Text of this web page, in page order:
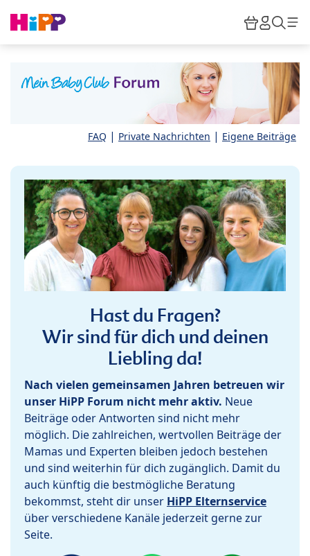
HiPP
FAQ | Private Nachrichten | Eigene Beiträge
Hast du Fragen?
Wir sind für dich und deinen
Liebling da!
Nach vielen gemeinsamen Jahren betreuen wir
unser HiPP Forum nicht mehr aktiv. Neue
Beiträge oder Antworten sind nicht mehr
möglich. Die zahlreichen, wertvollen Beiträge der
Mamas und Experten bleiben jedoch bestehen
und sind weiterhin für dich zugänglich. Damit du
auch künftig die bestmögliche Beratung
bekommst, steht dir unser HiPP Elternservice
über verschiedene Kanäle jederzeit gerne zur
Seite.